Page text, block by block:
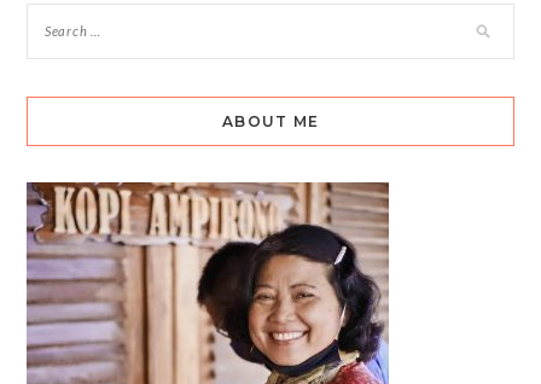
ABOUT ME